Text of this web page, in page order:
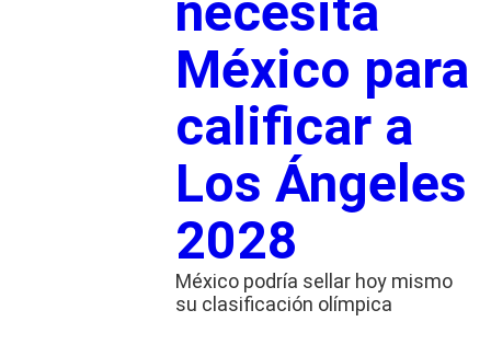
México para
calificar a
Los Ángeles
2028
México podría sellar hoy mismo
su clasificación olímpica